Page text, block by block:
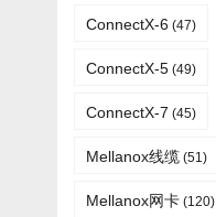
ConnectX-6 (47)
ConnectX-5 (49)
ConnectX-7 (45)
Mellanox线缆​ (51)
Mellanox网卡 (120)